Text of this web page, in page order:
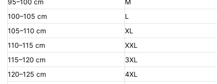
95–100 cm
M
100–105 cm
L
105–110 cm
XL
110–115 cm
XXL
115–120 cm
3XL
120–125 cm
4XL